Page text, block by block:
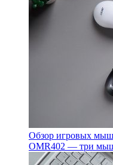
Обзор игровых
OMR402 — три